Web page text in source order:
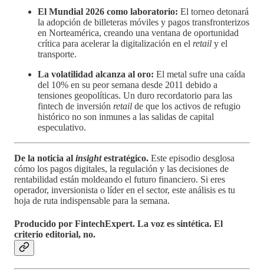
El Mundial 2026 como laboratorio: El torneo detonará
la adopción de billeteras móviles y pagos transfronterizos
en Norteamérica, creando una ventana de oportunidad
crítica para acelerar la digitalización en el retail y el
transporte.
La volatilidad alcanza al oro: El metal sufre una caída
del 10% en su peor semana desde 2011 debido a
tensiones geopolíticas. Un duro recordatorio para las
fintech de inversión retail de que los activos de refugio
histórico no son inmunes a las salidas de capital
especulativo.
De la noticia al insightestratégico. Este episodio desglosa
cómo los pagos digitales, la regulación y las decisiones de
rentabilidad están moldeando el futuro financiero. Si eres
operador, inversionista o líder en el sector, este análisis es tu
hoja de ruta indispensable para la semana.
Producido por FintechExpert. La voz es sintética. El
criterio editorial, no.